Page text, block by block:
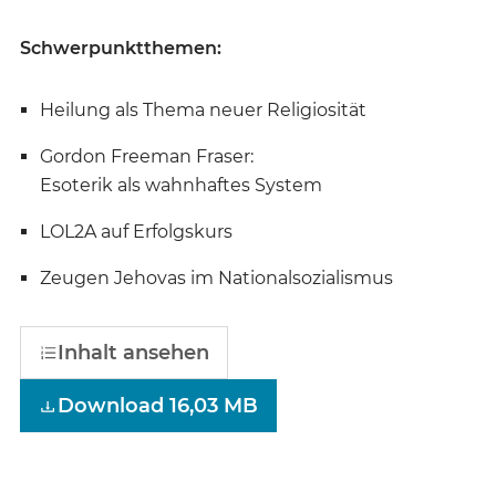
Schwerpunktthemen:
Heilung als Thema neuer Religiosität
Gordon Freeman Fraser:
Esoterik als wahnhaftes System
LOL2A auf Erfolgskurs
Zeugen Jehovas im Nationalsozialismus
Inhalt ansehen
Download 16,03 MB